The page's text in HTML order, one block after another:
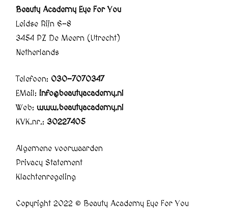
Beauty Academy Eye For You
Leidse Rijn 6-8
3454 PZ De Meern (Utrecht)
Netherlands
Telefoon: 030-7070347
EMail: info@beautyacademy.nl
Web: www.beautyacademy.nl
KVK.nr.: 30227405
Algemene voorwaarden
Privacy Statement
Klachtenregeling
Copyright 2022 © Beauty Academy Eye For You